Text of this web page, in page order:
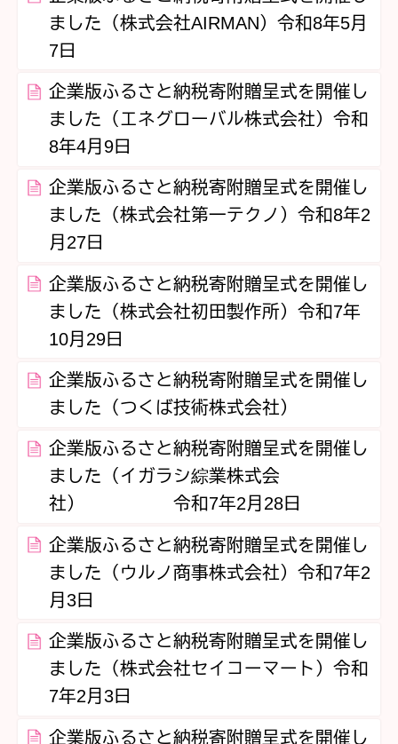
ました（株式会社AIRMAN）令和8年5月
7日
企業版ふるさと納税寄附贈呈式を開催し
ました（エネグローバル株式会社）令和
8年4月9日
企業版ふるさと納税寄附贈呈式を開催し
ました（株式会社第一テクノ）令和8年2
月27日
企業版ふるさと納税寄附贈呈式を開催し
ました（株式会社初田製作所）令和7年
10月29日
企業版ふるさと納税寄附贈呈式を開催し
ました（つくば技術株式会社）
企業版ふるさと納税寄附贈呈式を開催し
ました（イガラシ綜業株式会
社） 令和7年2月28日
企業版ふるさと納税寄附贈呈式を開催し
ました（ウルノ商事株式会社）令和7年2
月3日
企業版ふるさと納税寄附贈呈式を開催し
ました（株式会社セイコーマート）令和
7年2月3日
企業版ふるさと納税寄附贈呈式を開催し